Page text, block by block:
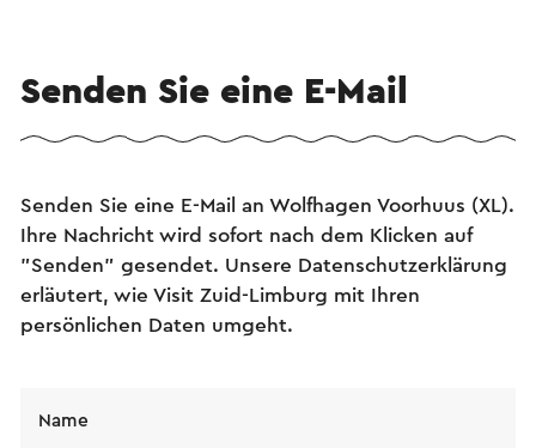
Senden Sie eine E-Mail
Senden Sie eine E-Mail an Wolfhagen Voorhuus (XL).
Ihre Nachricht wird sofort nach dem Klicken auf
"Senden" gesendet. Unsere Datenschutzerklärung
erläutert, wie Visit Zuid-Limburg mit Ihren
persönlichen Daten umgeht.
Name